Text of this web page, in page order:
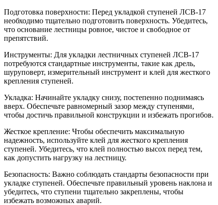
Подготовка поверхности: Перед укладкой ступеней ЛСВ-17
необходимо тщательно подготовить поверхность. Убедитесь,
что основание лестницы ровное, чистое и свободное от
препятствий.
Инструменты: Для укладки лестничных ступеней ЛСВ-17
потребуются стандартные инструменты, такие как дрель,
шуруповерт, измерительный инструмент и клей для жесткого
крепления ступеней.
Укладка: Начинайте укладку снизу, постепенно поднимаясь
вверх. Обеспечьте равномерный зазор между ступенями,
чтобы достичь правильной конструкции и избежать прогибов.
Жесткое крепление: Чтобы обеспечить максимальную
надежность, используйте клей для жесткого крепления
ступеней. Убедитесь, что клей полностью высох перед тем,
как допустить нагрузку на лестницу.
Безопасность: Важно соблюдать стандарты безопасности при
укладке ступеней. Обеспечьте правильный уровень наклона и
убедитесь, что ступени тщательно закреплены, чтобы
избежать возможных аварий.